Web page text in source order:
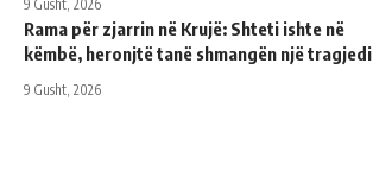
9 Gusht, 2026
Rama për zjarrin në Krujë: Shteti ishte në
këmbë, heronjtë tanë shmangën një tragjedi
9 Gusht, 2026